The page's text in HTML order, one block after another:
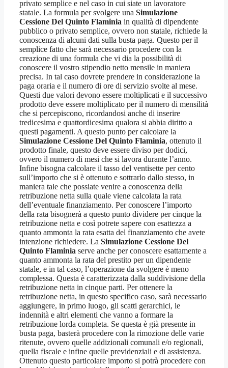
privato semplice e nel caso in cui siate un lavoratore
statale. La formula per svolgere una Simulazione
Cessione Del Quinto Flaminia in qualità di dipendente
pubblico o privato semplice, ovvero non statale, richiede la
conoscenza di alcuni dati sulla busta paga. Questo per il
semplice fatto che sarà necessario procedere con la
creazione di una formula che vi dia la possibilità di
conoscere il vostro stipendio netto mensile in maniera
precisa. In tal caso dovrete prendere in considerazione la
paga oraria e il numero di ore di servizio svolte al mese.
Questi due valori devono essere moltiplicati e il successivo
prodotto deve essere moltiplicato per il numero di mensilità
che si percepiscono, ricordandosi anche di inserire
tredicesima e quattordicesima qualora si abbia diritto a
questi pagamenti. A questo punto per calcolare la
Simulazione Cessione Del Quinto Flaminia, ottenuto il
prodotto finale, questo deve essere diviso per dodici,
ovvero il numero di mesi che si lavora durante l’anno.
Infine bisogna calcolare il tasso del ventisette per cento
sull’importo che si è ottenuto e sottrarlo dallo stesso, in
maniera tale che possiate venire a conoscenza della
retribuzione netta sulla quale viene calcolata la rata
dell’eventuale finanziamento. Per conoscere l’importo
della rata bisognerà a questo punto dividere per cinque la
retribuzione netta e così potrete sapere con esattezza a
quanto ammonta la rata esatta del finanziamento che avete
intenzione richiedere. La Simulazione Cessione Del
Quinto Flaminia serve anche per conoscere esattamente a
quanto ammonta la rata del prestito per un dipendente
statale, e in tal caso, l’operazione da svolgere è meno
complessa. Questa è caratterizzata dalla suddivisione della
retribuzione netta in cinque parti. Per ottenere la
retribuzione netta, in questo specifico caso, sarà necessario
aggiungere, in primo luogo, gli scatti gerarchici, le
indennità e altri elementi che vanno a formare la
retribuzione lorda completa. Se questa è già presente in
busta paga, basterà procedere con la rimozione delle varie
ritenute, ovvero quelle addizionali comunali e/o regionali,
quella fiscale e infine quelle previdenziali e di assistenza.
Ottenuto questo particolare importo si potrà procedere con